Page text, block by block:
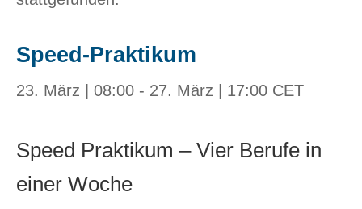
Speed-Praktikum
23. März | 08:00 - 27. März | 17:00 CET
Speed Praktikum – Vier Berufe in
einer Woche